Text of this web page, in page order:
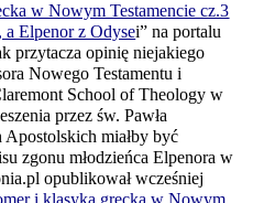
w Nowym Testamencie cz.3
Elpenor z Odysei” na portalu
przytacza opinię niejakiego
Nowego Testamentu i
School of Theology w
przez św. Pawła
Apostolskich miałby być
zgonu młodzieńca Elpenora w
opublikował wcześniej